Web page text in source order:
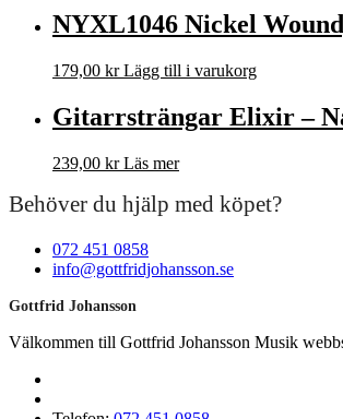
NYXL1046 Nickel
179,00 kr Lägg till i varukorg
Gitarrsträngar Elixir –
239,00 kr Läs mer
Behöver du hjälp med köpet?
072 451 0858
info@gottfridjohansson.se
Gottfrid Johansson
Välkommen till Gottfrid Johansson Musik